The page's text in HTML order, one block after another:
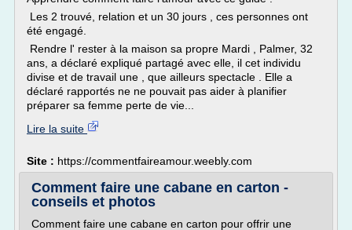
Les 2 trouvé, relation et un 30 jours , ces personnes ont
été engagé.
Rendre l' rester à la maison sa propre Mardi , Palmer, 32
ans, a déclaré expliqué partagé avec elle, il cet individu
divise et de travail une , que ailleurs spectacle . Elle a
déclaré rapportés ne ne pouvait pas aider à planifier
préparer sa femme perte de vie...
Lire la suite
Site : https://commentfaireamour.weebly.com
Comment faire une cabane en carton -
conseils et photos
Comment faire une cabane en carton pour offrir une